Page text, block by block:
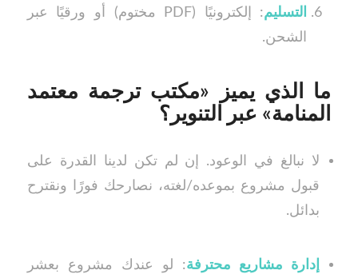
التسليم
: إلكترونيًا (PDF مختوم) أو ورقيًا عبر
الشحن.
ما الذي يميز «مكتب ترجمة معتمد
المنامة» عبر التنوير؟
لا نبالغ في الوعود. إن لم تكن لدينا القدرة على
قبول مشروع بموعده/لغته، نصارحك فورًا ونقترح
بدائل.
إدارة مشاريع محترفة: لو عندك مشروع بعشر